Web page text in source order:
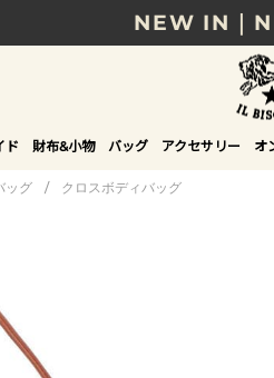
NEW IN｜
8/17(月)10時まで｜税
贈る相手やシーンから
NEW IN｜
ド 財布&小物 バッグ アクセサリー オ
ッグ / クロスボディバッグ